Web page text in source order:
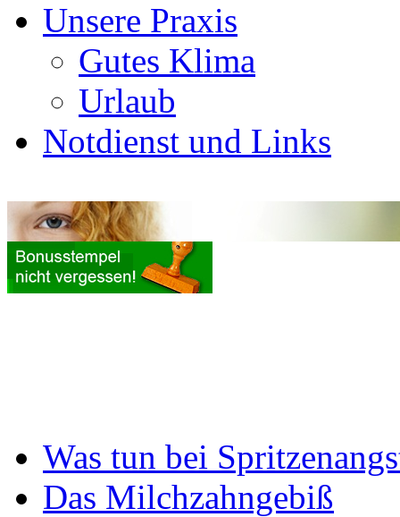
Unsere Praxis
Gutes Klima
Urlaub
Notdienst und Links
Was tun bei
Das Milchzahngebiß